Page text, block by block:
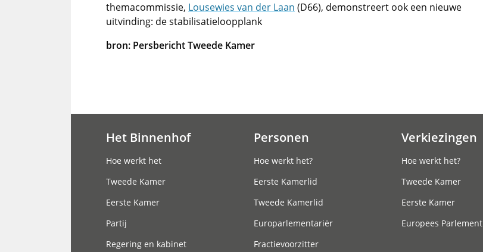
themacommissie, Lousewies van der Laan (D66), demonstreert ook een nieuwe
uitvinding: de stabilisatieloopplank
bron: Persbericht Tweede Kamer
Het Binnenhof
Hoe werkt het
Tweede Kamer
Eerste Kamer
Partij
Regering en kabinet
Personen
Hoe werkt het?
Eerste Kamerlid
Tweede Kamerlid
Europarlementariër
Fractievoorzitter
Verkiezingen
Hoe werkt het?
Tweede Kamer
Eerste Kamer
Europees Parlement